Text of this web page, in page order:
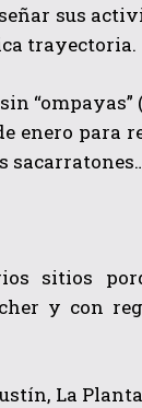
sus
trayectoria.
enero
sitios
y con
La